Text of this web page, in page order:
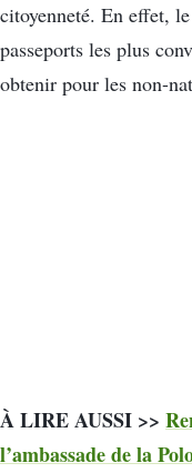
citoyenneté. En effet,
passeports les plus
obtenir pour les non-
À LIRE AUSSI >>
l’ambassade de la